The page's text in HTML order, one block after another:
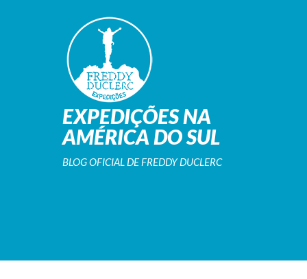
EXPEDIÇÕES NA
AMÉRICA DO SUL
BLOG OFICIAL DE FREDDY DUCLERC